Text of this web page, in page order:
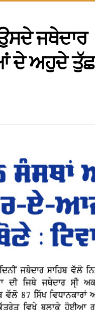
ਜਥੇਦਾਰ
ਦੇ ਅਹੁਦੇ ਤੁੱਛ